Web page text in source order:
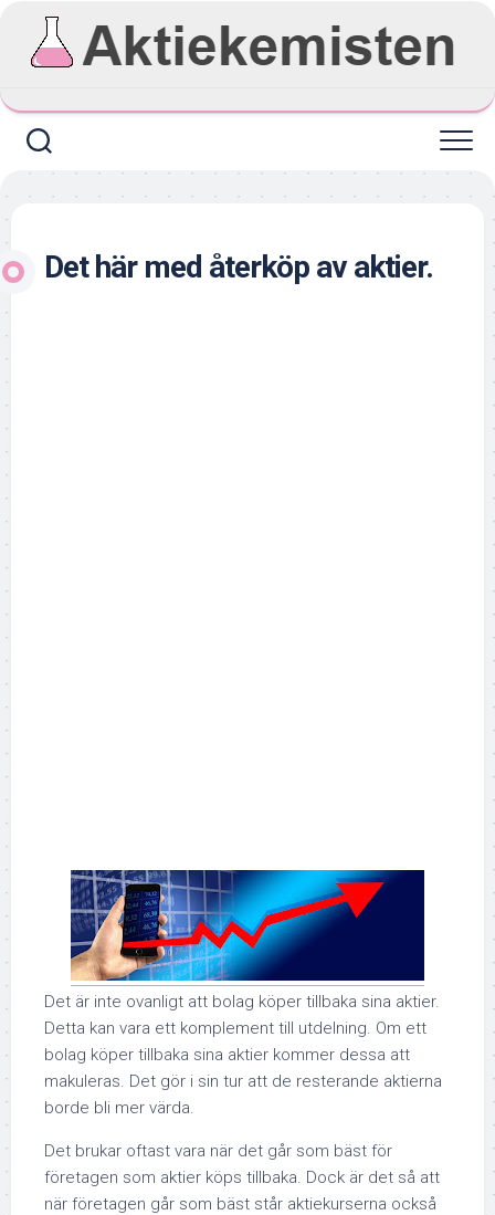
content
Det här med återköp av aktier.
Det är inte ovanligt att bolag köper tillbaka sina aktier.
Detta kan vara ett komplement till utdelning. Om ett
bolag köper tillbaka sina aktier kommer dessa att
makuleras. Det gör i sin tur att de resterande aktierna
borde bli mer värda.
Det brukar oftast vara när det går som bäst för
företagen som aktier köps tillbaka. Dock är det så att
när företagen går som bäst står aktiekurserna också